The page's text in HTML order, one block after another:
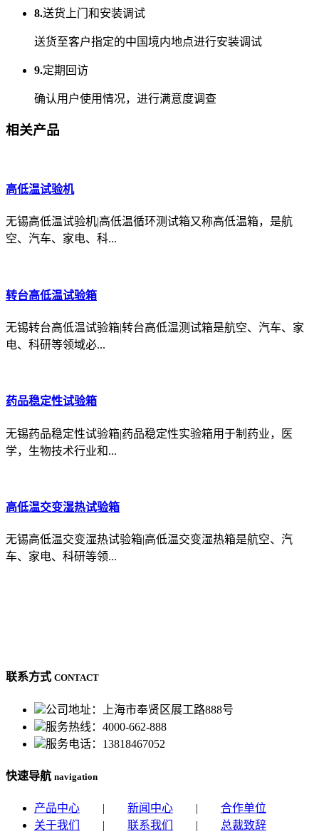
8.送货上门和安装调试
送货至客户指定的中国境内地点进行安装调试
9.定期回访
确认用户使用情况，进行满意度调查
相关产品
高低温试验机
无锡高低温试验机|高低温循环测试箱又称高低温箱，是航
空、汽车、家电、科...
转台高低温试验箱
无锡转台高低温试验箱|转台高低温测试箱是航空、汽车、家
电、科研等领域必...
药品稳定性试验箱
无锡药品稳定性试验箱|药品稳定性实验箱用于制药业，医
学，生物技术行业和...
高低温交变湿热试验箱
无锡高低温交变湿热试验箱|高低温交变湿热箱是航空、汽
车、家电、科研等领...
联系方式 CONTACT
公司地址：上海市奉贤区展工路888号
服务热线：4000-662-888
服务电话：13818467052
快速导航 navigation
产品中心 | 新闻中心 | 合作单位
关于我们
| 联系我们 | 总裁致辞